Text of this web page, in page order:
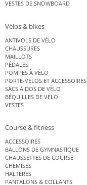
VESTES DE SNOWBOARD
Vélos & bikes
ANTIVOLS DE VÉLO
CHAUSSURES
MAILLOTS
PÉDALES
POMPES À VÉLO
PORTE-VÉLOS ET ACCESSOIRES
SACS À DOS DE VÉLO
BÉQUILLES DE VÉLO
VESTES
Course & fitness
ACCESSOIRES
BALLONS DE GYMNASTIQUE
CHAUSSETTES DE COURSE
CHEMISES
HALTÈRES
PANTALONS & COLLANTS